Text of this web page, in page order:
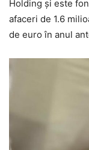
Holding şi este
afaceri de 1.6
de euro în anul